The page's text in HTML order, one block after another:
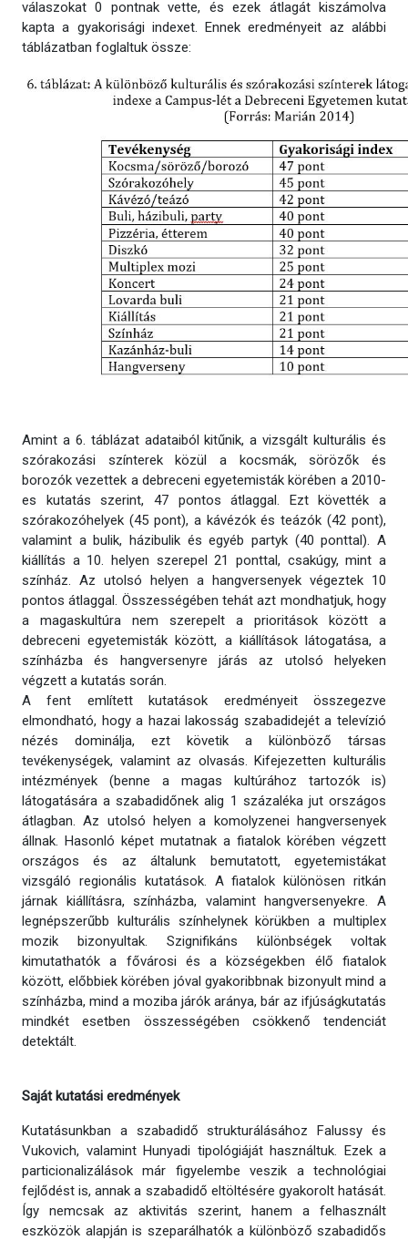
válaszokat 0 pontnak vette, és ezek átlagát kiszámolva
kapta a gyakorisági indexet. Ennek eredményeit az alábbi
táblázatban foglaltuk össze:
Amint a 6. táblázat adataiból kitűnik, a vizsgált kulturális és
szórakozási színterek közül a kocsmák, sörözők és
borozók vezettek a debreceni egyetemisták körében a 2010-
es kutatás szerint, 47 pontos átlaggal. Ezt követték a
szórakozóhelyek (45 pont), a kávézók és teázók (42 pont),
valamint a bulik, házibulik és egyéb partyk (40 ponttal). A
kiállítás a 10. helyen szerepel 21 ponttal, csakúgy, mint a
színház. Az utolsó helyen a hangversenyek végeztek 10
pontos átlaggal. Összességében tehát azt mondhatjuk, hogy
a magaskultúra nem szerepelt a prioritások között a
debreceni egyetemisták között, a kiállítások látogatása, a
színházba és hangversenyre járás az utolsó helyeken
végzett a kutatás során.
A fent említett kutatások eredményeit összegezve
elmondható, hogy a hazai lakosság szabadidejét a televízió
nézés dominálja, ezt követik a különböző társas
tevékenységek, valamint az olvasás. Kifejezetten kulturális
intézmények (benne a magas kultúrához tartozók is)
látogatására a szabadidőnek alig 1 százaléka jut országos
átlagban. Az utolsó helyen a komolyzenei hangversenyek
állnak. Hasonló képet mutatnak a fiatalok körében végzett
országos és az általunk bemutatott, egyetemistákat
vizsgáló regionális kutatások. A fiatalok különösen ritkán
járnak kiállításra, színházba, valamint hangversenyekre. A
legnépszerűbb kulturális színhelynek körükben a multiplex
mozik bizonyultak. Szignifikáns különbségek voltak
kimutathatók a fővárosi és a községekben élő fiatalok
között, előbbiek körében jóval gyakoribbnak bizonyult mind a
színházba, mind a moziba járók aránya, bár az ifjúságkutatás
mindkét esetben összességében csökkenő tendenciát
detektált.
Saját kutatási eredmények
Kutatásunkban a szabadidő strukturálásához Falussy és
Vukovich, valamint Hunyadi tipológiáját használtuk. Ezek a
particionalizálások már figyelembe veszik a technológiai
fejlődést is, annak a szabadidő eltöltésére gyakorolt hatását.
Így nemcsak az aktivitás szerint, hanem a felhasznált
eszközök alapján is szeparálhatók a különböző szabadidős